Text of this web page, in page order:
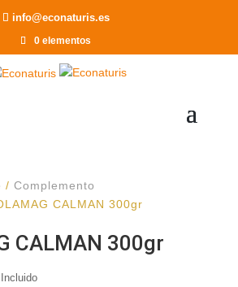
info@econaturis.es
0 elementos
/ Complemento
CALMAN 300gr
CALMAN 300gr
Incluido